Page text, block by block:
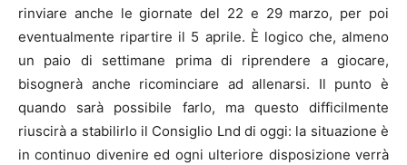
rinviare anche le giornate del 22 e 29 marzo, per poi
eventualmente ripartire il 5 aprile. È logico che, almeno
un paio di settimane prima di riprendere a giocare,
bisognerà anche ricominciare ad allenarsi. Il punto è
quando sarà possibile farlo, ma questo difficilmente
riuscirà a stabilirlo il Consiglio Lnd di oggi: la situazione è
in continuo divenire ed ogni ulteriore disposizione verrà